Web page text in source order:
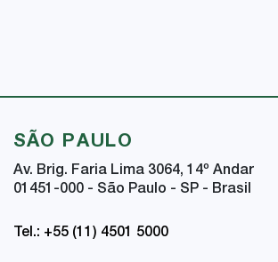
SÃO PAULO
Av. Brig. Faria Lima 3064, 14º Andar
01451-000 - São Paulo - SP - Brasil
Tel.: +55 (11) 4501 5000